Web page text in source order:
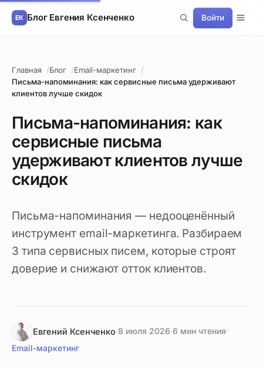
Блог Евгения Ксенченко Войти
Главная Блог
Email-маркетинг
Письма-напоминания: как сервисные письма удерживают
клиентов лучше скидок
Письма-напоминания: как
сервисные письма
удерживают клиентов лучше
скидок
Письма-напоминания — недооценённый
инструмент email-маркетинга. Разбираем
3 типа сервисных писем, которые строят
доверие и снижают отток клиентов.
Евгений Ксенченко·8 июля 2026·6 мин чтения·
Email-маркетинг